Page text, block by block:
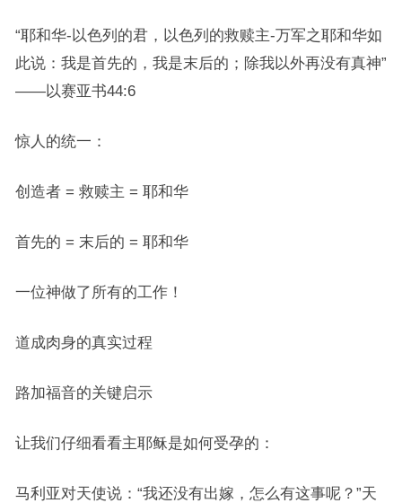
“耶和华-以色列的君，以色列的救赎主-万军之耶和华如
此说：我是首先的，我是末后的；除我以外再没有真神”
——以赛亚书44:6
惊人的统一：
创造者 = 救赎主 = 耶和华
首先的 = 末后的 = 耶和华
一位神做了所有的工作！
道成肉身的真实过程
路加福音的关键启示
让我们仔细看看主耶稣是如何受孕的：
马利亚对天使说：“我还没有出嫁，怎么有这事呢？”天